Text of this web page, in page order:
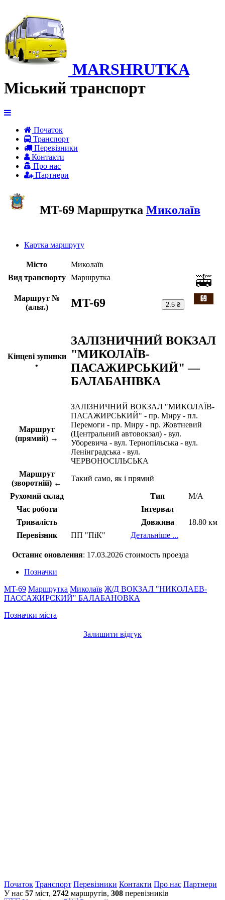
MARSHRUTKA
Міський транспорт
Початок
Транспорт
Перевiзники
Контакти
Про нас
Партнери
MT-69 Маршрутка Миколаїв
Картка маршруту
Місто
Миколаїв
Вид транспорту
Маршрутка
Маршрут №
(альт.)
MT-69 2.5 ₴
Кінцеві зупинки
•
ЗАЛІЗНИЧНИЙ ВОКЗАЛ
"МИКОЛАЇВ-
ПАСАЖИРСЬКИЙ" —
БАЛАБАНІВКА
Маршрут
(прямий) →
ЗАЛІЗНИЧНИЙ ВОКЗАЛ "МИКОЛАЇВ-
ПАСАЖИРСЬКИЙ" - пр. Миру - пл.
Перемоги - пр. Миру - пр. Жовтневий
(Центральний автовокзал) - вул.
Уборевича - вул. Тернопільська - вул.
Ленінградська - вул.
ЧЕРВОНОСІЛЬСЬКА
Маршрут
(зворотній) ←
Такий само, як і прямий
Рухомий склад Тип
М/А
Час роботи
Інтервал
Тривалість
Довжина
18.80 км
Перевізник
ПП "ПіК" Детальніше ...
Останнє оновлення: 17.03.2026 стоимость проезда
Позначки
MT-69 Маршрутка Миколаїв Ж/Д ВОКЗАЛ "НИКОЛАЕВ-
ПАССАЖИРСКИЙ" БАЛАБАНОВКА
Позначки міста
Залишити відгук
Початок Транспорт Перевiзники Контакти Про нас Партнери
У нас 57 міст, 2742 маршрутів, 308 перевізників